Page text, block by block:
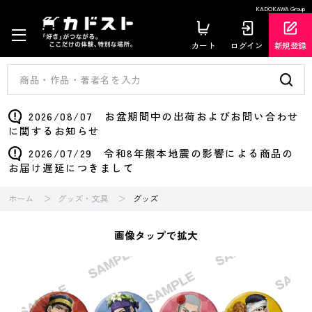
KADOKAWA Group
カート ログイン 新規登録
2026/08/07 お盆期間中の出荷およびお問い合わせ
に関するお知らせ
2026/07/29 令和8年熊本地震の影響による商品の
お届け遅延につきまして
ホーム グッズ・文具 グッズ
画像タップで拡大